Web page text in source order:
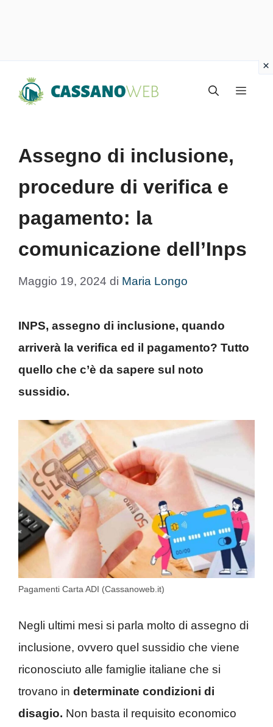
Menu
Assegno di inclusione,
procedure di verifica e
pagamento: la
comunicazione dell’Inps
Maggio 19, 2024 di Maria Longo
INPS, assegno di inclusione, quando
arriverà la verifica ed il pagamento? Tutto
quello che c’è da sapere sul noto
sussidio.
Pagamenti Carta ADI (Cassanoweb.it)
Negli ultimi mesi si parla molto di assegno di
inclusione, ovvero quel sussidio che viene
riconosciuto alle famiglie italiane che si
trovano in determinate condizioni di
disagio. Non basta il requisito economico